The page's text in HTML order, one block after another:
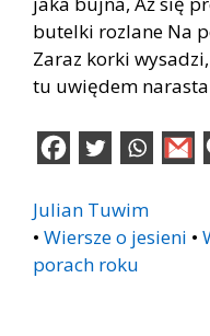
butelki rozlane Na
Zaraz korki
tu uwiędem
Julian Tuwim
• Wiersze o jesieni •
porach roku